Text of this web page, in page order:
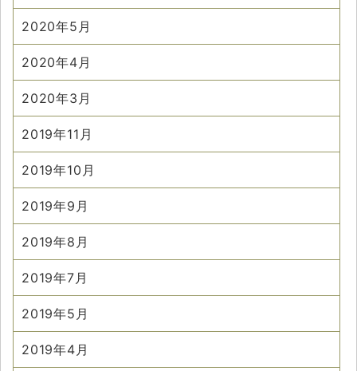
2020年5月
2020年4月
2020年3月
2019年11月
2019年10月
2019年9月
2019年8月
2019年7月
2019年5月
2019年4月